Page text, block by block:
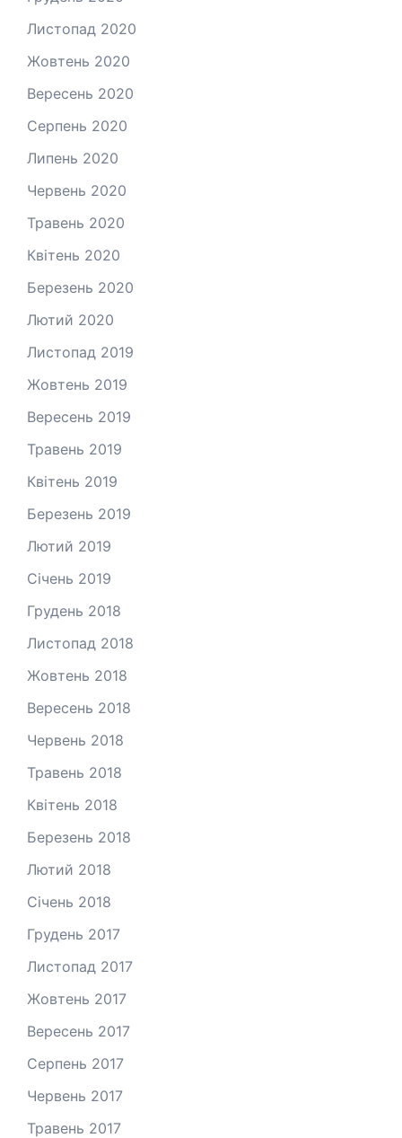
Листопад 2020
Жовтень 2020
Вересень 2020
Серпень 2020
Липень 2020
Червень 2020
Травень 2020
Квітень 2020
Березень 2020
Лютий 2020
Листопад 2019
Жовтень 2019
Вересень 2019
Травень 2019
Квітень 2019
Березень 2019
Лютий 2019
Січень 2019
Грудень 2018
Листопад 2018
Жовтень 2018
Вересень 2018
Червень 2018
Травень 2018
Квітень 2018
Березень 2018
Лютий 2018
Січень 2018
Грудень 2017
Листопад 2017
Жовтень 2017
Вересень 2017
Серпень 2017
Червень 2017
Травень 2017